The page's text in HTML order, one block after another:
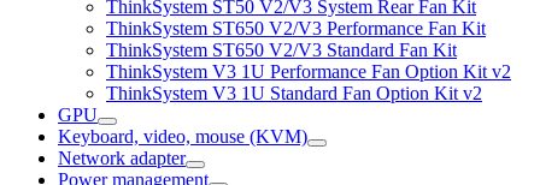
ThinkSystem ST50 V2/V3 System Rear Fan Kit
ThinkSystem ST650 V2/V3 Performance Fan Kit
ThinkSystem ST650 V2/V3 Standard Fan Kit
ThinkSystem V3 1U Performance Fan Option Kit v2
ThinkSystem V3 1U Standard Fan Option Kit v2
GPU
Keyboard, video, mouse (KVM)
Network adapter
Power management